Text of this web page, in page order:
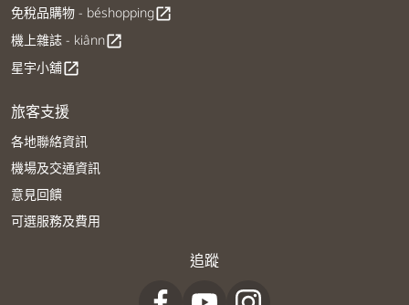
免稅品購物 - béshoppingopen_in_new
機上雜誌 - kiânnopen_in_new
星宇小舖open_in_new
旅客支援
各地聯絡資訊
機場及交通資訊
意見回饋
可選服務及費用
追蹤